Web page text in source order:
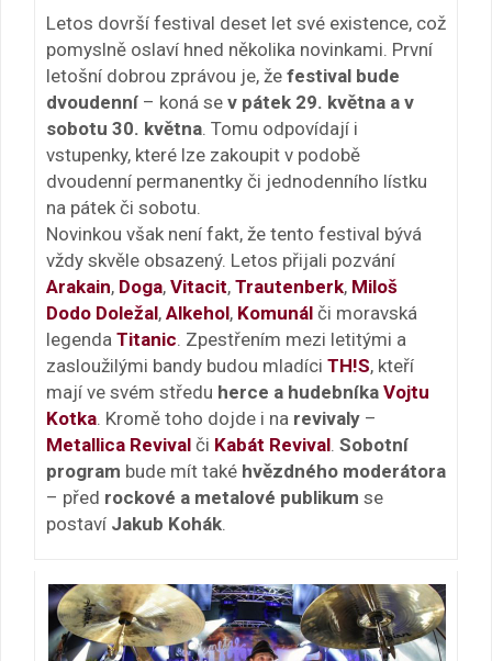
Letos dovrší festival deset let své existence, což
pomyslně oslaví hned několika novinkami. První
letošní dobrou zprávou je, že festival bude
dvoudenní – koná se v pátek 29. května a v
sobotu 30. května . Tomu odpovídají i
vstupenky, které lze zakoupit v podobě
dvoudenní permanentky či jednodenního lístku
na pátek či sobotu.
Novinkou však není fakt, že tento festival bývá
vždy skvěle obsazený. Letos přijali pozvání
Arakain, Doga, Vitacit, Trautenberk, Miloš
Dodo Doležal, Alkehol, Komunál či moravská
legenda Titanic . Zpestřením mezi letitými a
zasloužilými bandy budou mladíci TH!S, kteří
mají ve svém středu herce a hudebníka Vojtu
Kotka . Kromě toho dojde i na revivaly –
Metallica Revival či Kabát Revival Sobotní
program bude mít také hvězdného moderátora
– před rockové a metalové publikum se
postaví Jakub Kohák